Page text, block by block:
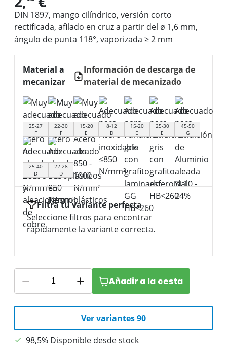
DIN 1897, mango cilíndrico, versión corto
rectificada, afilado en cruz a partir del ø 1,6 mm,
ángulo de punta 118°, vaporizada ≥ 2 mm
Material a
mecanizar
Información de descarga de
material de mecanizado
25-27
F
22-30
F
15-20
E
8-12
D
15-20
E
25-30
E
45-50
G
25-40
D
22-28
D
Filtra tu variante perfecta
Seleccione filtros para encontrar
rápidamente la variante correcta.
Añadir a la cesta
Ver variantes 90
98,5% Disponible desde stock